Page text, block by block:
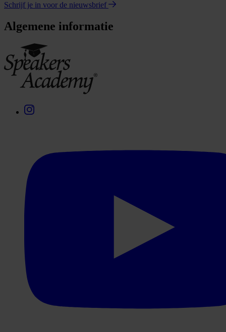
Schrijf je in voor de nieuwsbrief
Algemene informatie